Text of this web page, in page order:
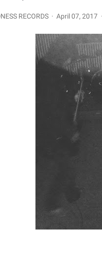
RECORDS April 07, 2017